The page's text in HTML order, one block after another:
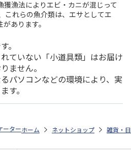
獲漁法によりエビ・カニが混じって
これらの魚介類は、エサとしてエ
あります。
。
ていない「小道具類」はお届け
ません。
パソコンなどの環境により、実
す。
ーター スタイリッシュブローボトル(ダイ
ホーム ネットショップ 雑貨・